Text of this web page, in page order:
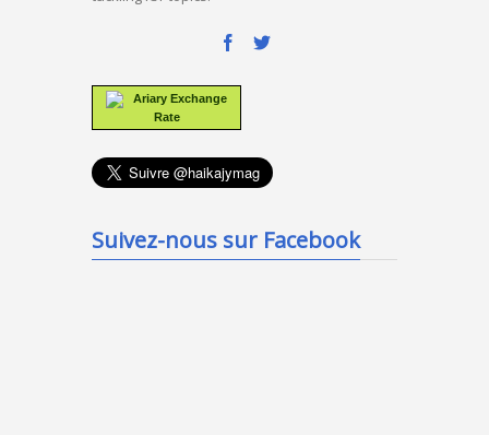
Ariary Exchange
Rate
Suivez-nous sur Facebook